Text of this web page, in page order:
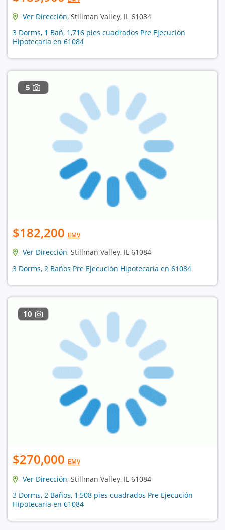
Ver Dirección, Stillman Valley, IL 61084
3 Dorms, 1 Bañ, 1,716 pies cuadrados Pre Ejecución
Hipotecaria en 61084
5
$182,200 EMV
Ver Dirección, Stillman Valley, IL 61084
3 Dorms, 2 Baños Pre Ejecución Hipotecaria en 61084
10
$270,000 EMV
Ver Dirección, Stillman Valley, IL 61084
3 Dorms, 2 Baños, 1,508 pies cuadrados Pre Ejecución
Hipotecaria en 61084